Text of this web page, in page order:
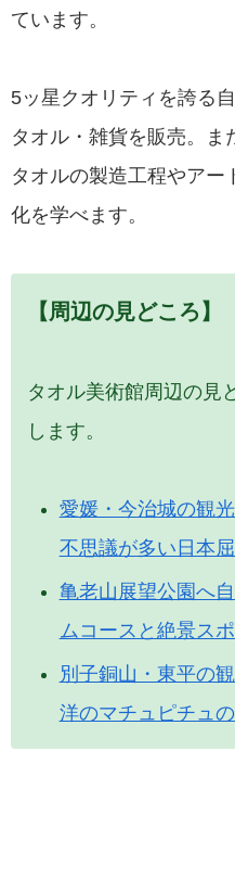
ています。
5ッ星クオリティを誇る
タオル・雑貨を販売。ま
タオルの製造工程やアー
化を学べます。
【周辺の見どころ】
タオル美術館周辺の見
します。
愛媛・今治城の観
不思議が多い日本
亀老山展望公園へ
ムコースと絶景ス
別子銅山・東平の
洋のマチュピチュ